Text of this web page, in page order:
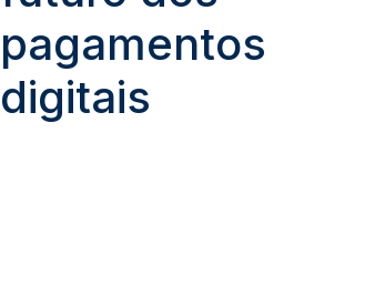
pagamentos
digitais